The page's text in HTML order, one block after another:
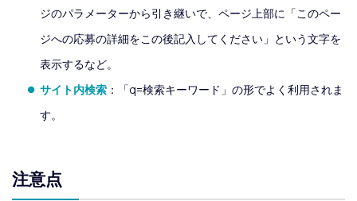
ジのパラメーターから引き継いで、ページ上部に「このペー
ジへの応募の詳細をこの後記入してください」という文字を
表示するなど。
サイト内検索 ：「q=検索キーワード」の形でよく利用されま
す。
注意点